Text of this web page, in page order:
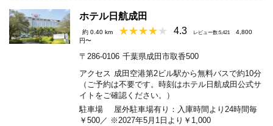
ホテル日航成田
約 0.40 km 4.3 レビュー数:5,421
4,800
円〜
〒286-0106 千葉県成田市取香500
アクセス 成田空港第2ビル駅から無料バスで約10分
（ご予約は不要です。時刻はホテル日航成田公式サ
イトをご確認ください。）
駐車場
屋外駐車場有り：入庫時間より24時間毎
￥500／ ※2027年5月1日より￥1,000